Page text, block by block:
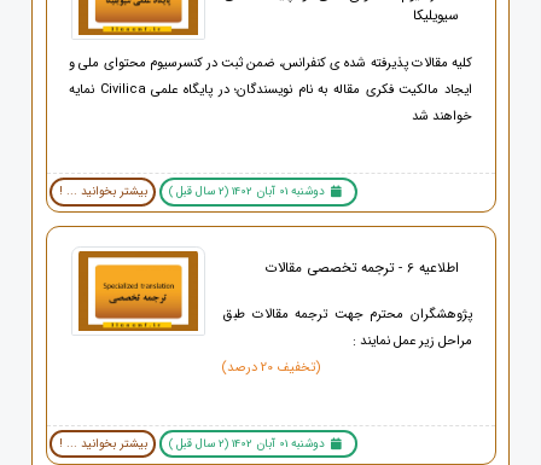
سیویلیکا
کلیه مقالات پذیرفته شده ی کنفرانس، ضمن ثبت در کنسرسیوم محتوای ملی و
ایجاد مالکیت فکری مقاله به نام نویسندگان؛ در پایگاه علمی Civilica نمایه
خواهند شد
دوشنبه 01 آبان 1402 (2 سال قبل ) بیشتر بخوانید ... !
اطلاعیه 6 - ترجمه تخصصی مقالات
پژوهشگران محترم جهت ترجمه مقالات طبق
مراحل زیر عمل نمایند :
(تخفیف 20 درصد)
دوشنبه 01 آبان 1402 (2 سال قبل ) بیشتر بخوانید ... !